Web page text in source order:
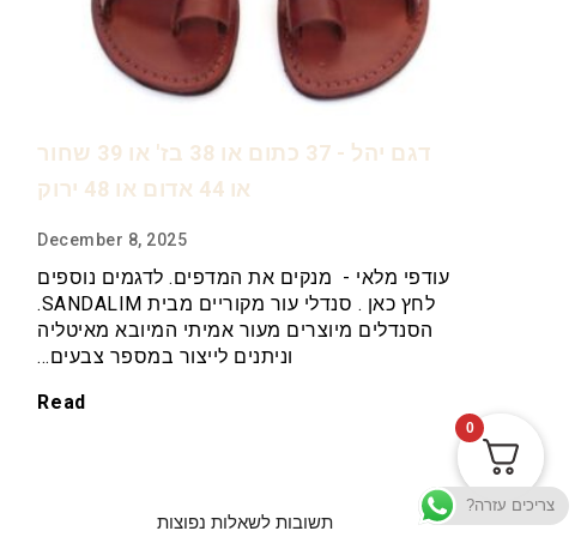
דגם יהל - 37 כתום או 38 בז' או 39 שחור
או 44 אדום או 48 ירוק
December 8, 2025
עודפי מלאי - מנקים את המדפים. לדגמים נוספים
לחץ כאן . סנדלי עור מקוריים מבית SANDALIM.
הסנדלים מיוצרים מעור אמיתי המיובא מאיטליה
וניתנים לייצור במספר צבעים…
Read
תשובות לשאלות נפוצות
צריכים עזרה?
0